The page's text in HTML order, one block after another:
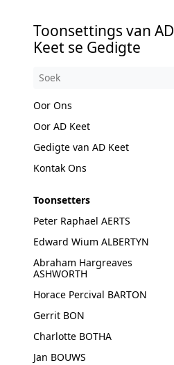
Toonsettings van AD
Keet se Gedigte
Oor Ons
Oor AD Keet
Gedigte van AD Keet
Kontak Ons
Toonsetters
Peter Raphael AERTS
Edward Wium ALBERTYN
Abraham Hargreaves
ASHWORTH
Horace Percival BARTON
Gerrit BON
Charlotte BOTHA
Jan BOUWS